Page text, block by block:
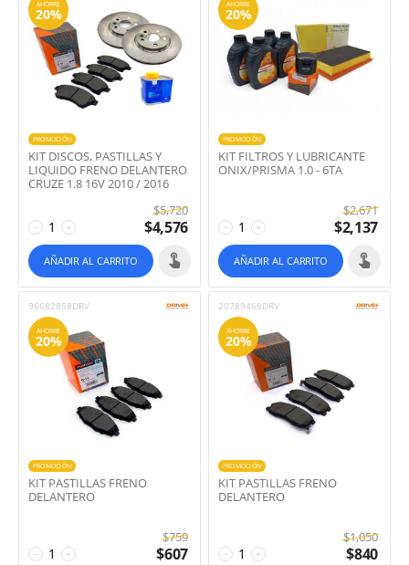
AHORRE
20%
PROMOCIÓN
KIT DISCOS, PASTILLAS Y
LIQUIDO FRENO DELANTERO
CRUZE 1.8 16V 2010 / 2016
+
−
$5,720
$4,576
AÑADIR AL CARRITO
AHORRE
20%
PROMOCIÓN
KIT FILTROS Y LUBRICANTE
ONIX/PRISMA 1.0 - 6TA
+
−
$2,671
$2,137
AÑADIR AL CARRITO
96682858DRV
AHORRE
20%
PROMOCIÓN
KIT PASTILLAS FRENO
DELANTERO
+
−
$759
$607
20789468DRV
AHORRE
20%
PROMOCIÓN
KIT PASTILLAS FRENO
DELANTERO
+
−
$1,050
$840